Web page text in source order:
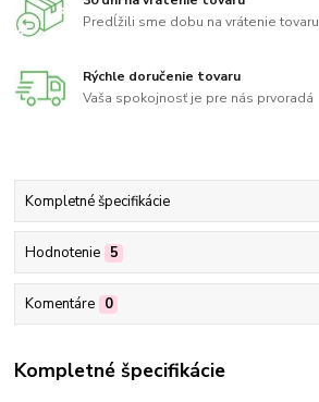
Predĺžili sme dobu na vrátenie tovaru
Rýchle doručenie tovaru
Vaša spokojnosť je pre nás prvoradá
Kompletné špecifikácie
Hodnotenie 5
Komentáre 0
Kompletné špecifikácie